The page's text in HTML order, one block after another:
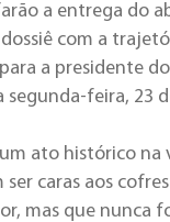
a entrega do
com a
a presidente do
segunda-feira, 23
ato histórico na
caras aos
mas que nunca